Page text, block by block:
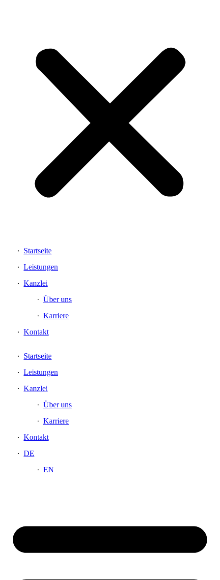
Startseite
Leistungen
Kanzlei
Über uns
Karriere
Kontakt
Startseite
Leistungen
Kanzlei
Über uns
Karriere
Kontakt
DE
EN